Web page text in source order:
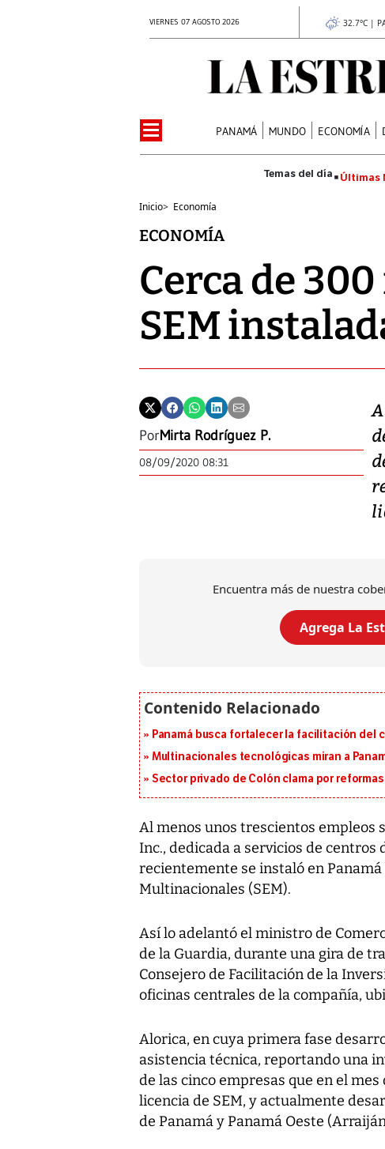
VIERNES 07 AGOSTO 2026 32.7°C |
PANAMÁ MUNDO ECONOMÍA
Últimas
Inicio> Economía
ECONOMÍA
Cerca de
SEM
PorMirta Rodríguez P.
08/09/2020 08:31
Encuentra más de nuestra
Agrega La
Panamá busca fortalecer la facilitación del
Multinacionales tecnológicas miran a
Sector privado de Colón clama por
Al menos unos trescientos empleos
Inc., dedicada a servicios de centros
recientemente se instaló en
Multinacionales (SEM).
Así lo adelantó el ministro de
de la Guardia, durante una gira de
Consejero de Facilitación de la
oficinas centrales de la compañía,
Alorica, en cuya primera fase
asistencia técnica, reportando una
de las cinco empresas que en el
licencia de SEM, y actualmente
de Panamá y Panamá Oeste